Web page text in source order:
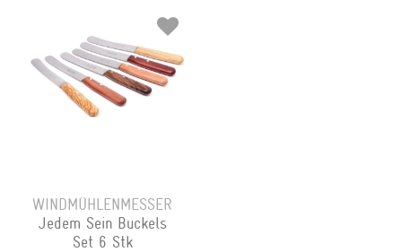
WINDMÜHLENMESSER
Jedem Sein Buckels
Set 6 Stk